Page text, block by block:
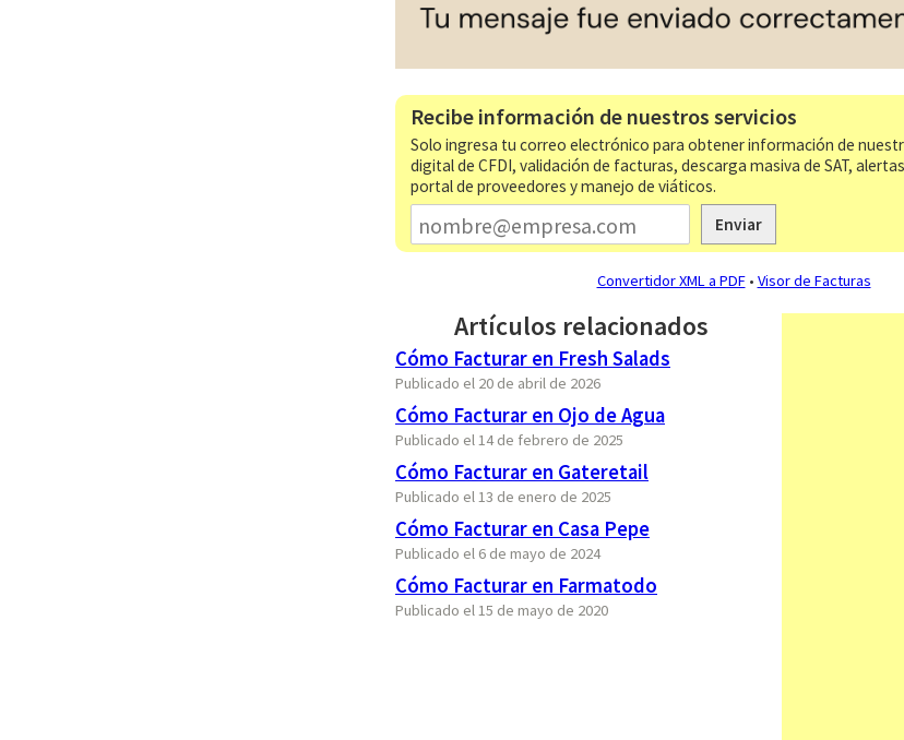
Recibe información de nuestros servicios
Solo ingresa tu correo electrónico para obtener información de
digital de CFDI, validación de facturas, descarga masiva de SAT,
portal de proveedores y manejo de viáticos.
Enviar
Convertidor XML a PDF• Visor de Facturas
Artículos relacionados
Cómo Facturar en Fresh Salads
Publicado el 20 de abril de 2026
Cómo Facturar en Ojo de Agua
Publicado el 14 de febrero de 2025
Cómo Facturar en Gateretail
Publicado el 13 de enero de 2025
Cómo Facturar en Casa Pepe
Publicado el 6 de mayo de 2024
Cómo Facturar en Farmatodo
Publicado el 15 de mayo de 2020